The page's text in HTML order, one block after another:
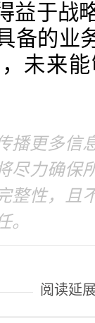
益于战
备的业
未来
更多信
尽力确保
整性，且
阅读延